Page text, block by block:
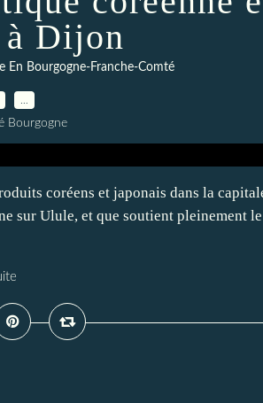
à Dijon
En Bourgogne-Franche-Comté
Bourgogne
coréens et japonais dans la
sur Ulule, et que soutient pleinement